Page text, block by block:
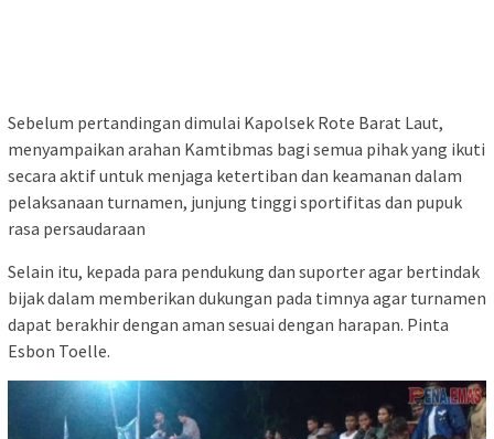
Sebelum pertandingan dimulai Kapolsek Rote Barat Laut,
menyampaikan arahan Kamtibmas bagi semua pihak yang ikuti
secara aktif untuk menjaga ketertiban dan keamanan dalam
pelaksanaan turnamen, junjung tinggi sportifitas dan pupuk
rasa persaudaraan
Selain itu, kepada para pendukung dan suporter agar bertindak
bijak dalam memberikan dukungan pada timnya agar turnamen
dapat berakhir dengan aman sesuai dengan harapan. Pinta
Esbon Toelle.